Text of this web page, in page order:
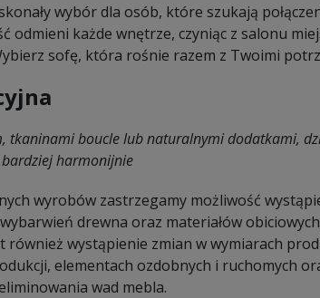
wybór dla osób, które szukają
odmieni każde wnętrze, czyniąc z salonu
sofę, która rośnie razem z Twoimi
tkaninami boucle lub naturalnymi dodatkami,
bardziej harmonijnie
wyrobów zastrzegamy możliwość
drewna oraz materiałów
również wystąpienie zmian w wymiarach
elementach ozdobnych i ruchomych
wad mebla.